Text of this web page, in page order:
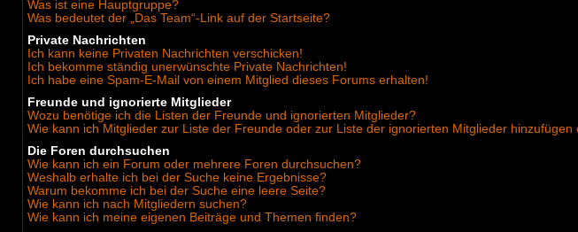
Was ist eine Hauptgruppe?
Was bedeutet der „Das Team“-Link auf der Startseite?
Private Nachrichten
Ich kann keine Privaten Nachrichten verschicken!
Ich bekomme ständig unerwünschte Private Nachrichten!
Ich habe eine Spam-E-Mail von einem Mitglied dieses Forums erhalten!
Freunde und ignorierte Mitglieder
Wozu benötige ich die Listen der Freunde und ignorierten Mitglieder?
Wie kann ich Mitglieder zur Liste der Freunde oder zur Liste der ignorierten Mitglieder
Die Foren durchsuchen
Wie kann ich ein Forum oder mehrere Foren durchsuchen?
Weshalb erhalte ich bei der Suche keine Ergebnisse?
Warum bekomme ich bei der Suche eine leere Seite?
Wie kann ich nach Mitgliedern suchen?
Wie kann ich meine eigenen Beiträge und Themen finden?